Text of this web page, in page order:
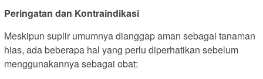
Peringatan dan Kontraindikasi
Meskipun suplir umumnya dianggap aman sebagai tanaman
hias, ada beberapa hal yang perlu diperhatikan sebelum
menggunakannya sebagai obat: